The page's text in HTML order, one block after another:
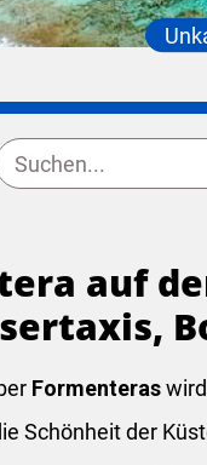
auf
Formenteras
Schönheit der